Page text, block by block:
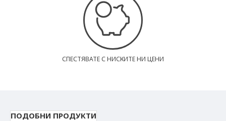
СПЕСТЯВАТЕ С НИСКИТЕ НИ ЦЕНИ
ПОДОБНИ ПРОДУКТИ